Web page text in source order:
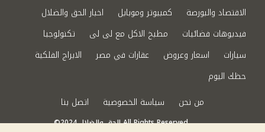
الاقتصاد والبورصة
كمبيوتر وموبايل
اخبار الحق والضلال
فيديوهات فضائيات
مطبخ الاكل مع لى لى
تكنولوجيا
سيارات
اسعار وعروض عقارات في مصر
الابراج الفلكية
حظك اليوم
من نحن
سياسة الخصوصية اتصل بنا
©2024 الحق والضلال All Rights Reserved.